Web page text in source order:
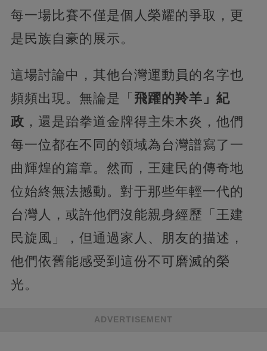
每一場比賽不僅是個人榮耀的爭取，更
是民族自豪的展示。
這場討論中，其他台灣運動員的名字也
頻頻出現。無論是「 飛躍的羚羊」紀
政 ，還是跆拳道金牌得主朱木炎，他們
每一位都在不同的領域為台灣譜寫了一
曲輝煌的篇章。然而，王建民的傳奇地
位始終無法撼動。對于那些年輕一代的
台灣人，或許他們沒能親身經歷「王建
民旋風」，但通過家人、朋友的描述，
他們依舊能感受到這份不可磨滅的榮
光。
ADVERTISEMENT